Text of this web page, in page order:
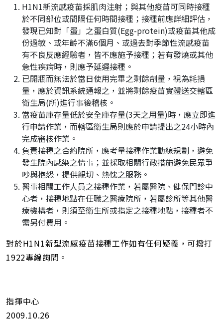
H1N1新流感疫苗採肌肉注射；與其他疫苗可同時接種
於不同部位或間隔任何時間接種；接種前應詳細評估，
發現已知對「蛋」之蛋白質(Egg-protein)或疫苗其他成
份過敏、或年齡不滿6個月、或過去對季節性流感疫苗
有不良反應經驗者，皆不應施予接種；若有發燒或其他
急性疾病時，則應予延遲接種。
已開瓶而無法於當日使用完畢之剩餘劑量，視為耗損
量，應於資訊系統通報之，並將剩餘疫苗實體送交轄區
衛生局(所)進行事後稽核。
當疫苗庫存量低於安全庫存量(3天之用量)時，應立即進
行申請作業，而轄區衛生局則應於申請提出之24小時內
完成審核作業。
負責接種之合約院所，應考量接種作業動線規劃，避免
發生院內感染之情事；並採取相關行政措施避免民眾爭
吵與抱怨，提供親切、熱忱之服務。
醫事相關工作人員之接種作業，若屬醫院、健保門診中
心者，接種地點在任職之醫療院所，若屬診所等其他醫
療機構者，則須至衛生所或指定之接種地點，接種者不
需另付費用。
對於H1N1新型流感疫苗接種工作如有任何疑義，可撥打
1922專線詢問。
指揮中心
2009.10.26